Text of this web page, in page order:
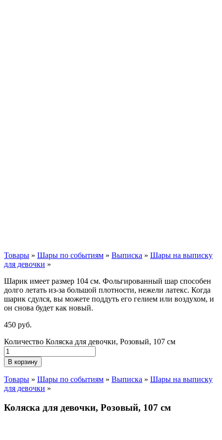
Товары » Шары по событиям » Выписка » Шары на выписку
для девочки »
Шарик имеет размер 104 см. Фольгированный шар способен
долго летать из-за большой плотности, нежели латекс. Когда
шарик сдулся, вы можете поддуть его гелием или воздухом, и
он снова будет как новый.
450 руб.
Количество Коляска для девочки, Розовый, 107 см
В корзину
Товары » Шары по событиям » Выписка » Шары на выписку
для девочки »
Коляска для девочки, Розовый, 107 см